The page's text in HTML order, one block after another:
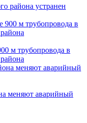
района устранен
м трубопровода в
меняют аварийный